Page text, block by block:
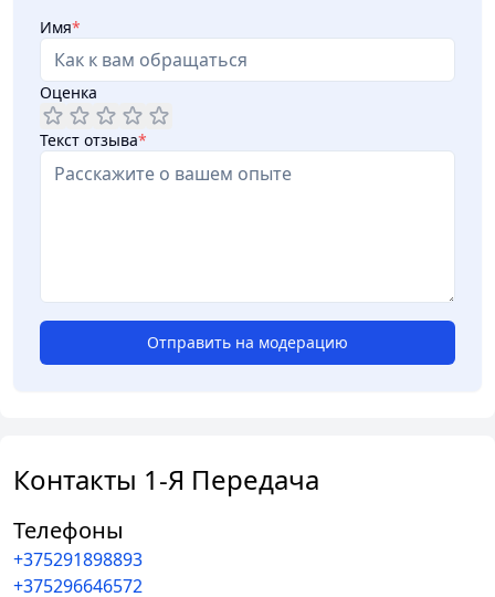
Имя*
Оценка
Текст отзыва*
Отправить на модерацию
Контакты 1-Я Передача
Телефоны
+375291898893
+375296646572